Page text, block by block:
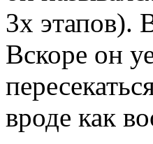
3х этапов).
Вскоре он
вроде как